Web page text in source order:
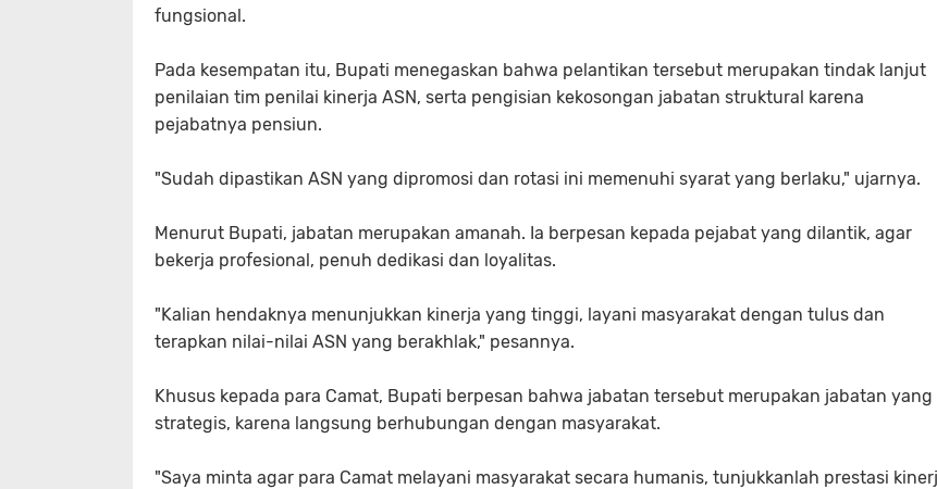
fungsional.
Pada kesempatan itu, Bupati menegaskan bahwa pelantikan tersebut merupakan tindak lanjut
penilaian tim penilai kinerja ASN, serta pengisian kekosongan jabatan struktural karena
pejabatnya pensiun.
"Sudah dipastikan ASN yang dipromosi dan rotasi ini memenuhi syarat yang berlaku," ujarnya.
Menurut Bupati, jabatan merupakan amanah. Ia berpesan kepada pejabat yang dilantik, agar
bekerja profesional, penuh dedikasi dan loyalitas.
"Kalian hendaknya menunjukkan kinerja yang tinggi, layani masyarakat dengan tulus dan
terapkan nilai-nilai ASN yang berakhlak," pesannya.
Khusus kepada para Camat, Bupati berpesan bahwa jabatan tersebut merupakan jabatan yang
strategis, karena langsung berhubungan dengan masyarakat.
"Saya minta agar para Camat melayani masyarakat secara humanis, tunjukkanlah prestasi